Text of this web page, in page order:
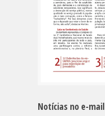
Notícias no e-mail